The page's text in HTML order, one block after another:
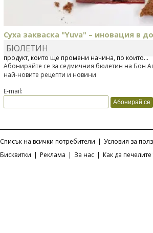
Суха закваска "Yuva" – иновация в
Отскоро Лесафр България стартира
продукт, който ще промени начина, по който...
БЮЛЕТИН
Абонирайте се за седмичния бюлетин на Бон
най-новите рецепти и новини
E-mail:
Списък на всички потребители | Условия за
Бисквитки | Реклама | За нас | Как да печелите